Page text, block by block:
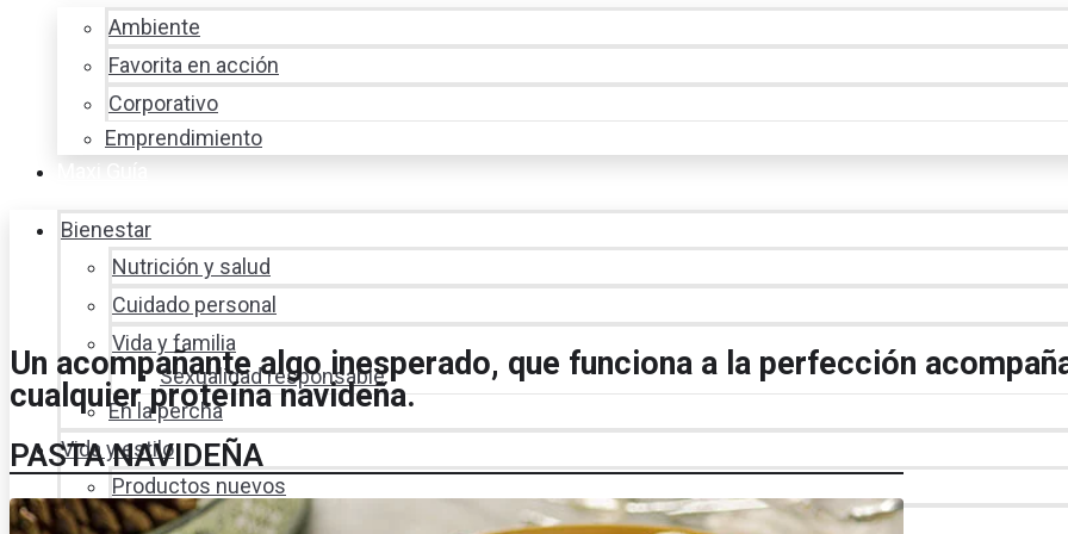
Ambiente
Favorita en acción
Corporativo
Emprendimiento
Bienestar
Nutrición y salud
Cuidado personal
Vida y familia
Sexualidad responsable
En la percha
Vida y estilo
Productos nuevos
Moda
Un acompañante algo inesperado, que funciona a la perfección
cualquier proteína navideña.
PASTA NAVIDEÑA